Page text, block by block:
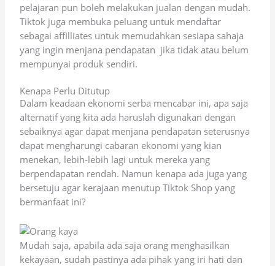
pelajaran pun boleh melakukan jualan dengan mudah.
Tiktok juga membuka peluang untuk mendaftar
sebagai affilliates untuk memudahkan sesiapa sahaja
yang ingin menjana pendapatan jika tidak atau belum
mempunyai produk sendiri.
Kenapa Perlu Ditutup
Dalam keadaan ekonomi serba mencabar ini, apa saja
alternatif yang kita ada haruslah digunakan dengan
sebaiknya agar dapat menjana pendapatan seterusnya
dapat mengharungi cabaran ekonomi yang kian
menekan, lebih-lebih lagi untuk mereka yang
berpendapatan rendah. Namun kenapa ada juga yang
bersetuju agar kerajaan menutup Tiktok Shop yang
bermanfaat ini?
Mudah saja, apabila ada saja orang menghasilkan
kekayaan, sudah pastinya ada pihak yang iri hati dan